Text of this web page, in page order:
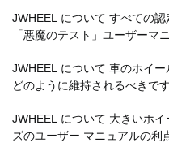
JWHEEL について すべての
「悪魔のテスト」ユーザーマ
JWHEEL について 車のホイ
どのように維持されるべきで
JWHEEL について 大きいホ
ズのユーザー マニュアルの利